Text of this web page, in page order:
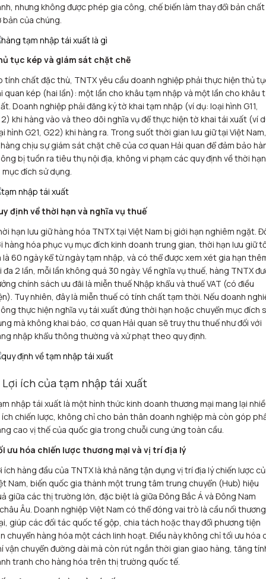
nhưng không được phép gia công, chế biến làm thay đổi bản chất
bản của chúng.
tục kép và giám sát chặt chẽ
tính chất đặc thù, TNTX yêu cầu doanh nghiệp phải thực hiện thủ
quan kép (hai lần): một lần cho khâu tạm nhập và một lần cho khâu
Doanh nghiệp phải đăng ký tờ khai tạm nhập (ví dụ: loại hình G11,
khi hàng vào và theo dõi nghĩa vụ để thực hiện tờ khai tái xuất (ví
hình G21, G22) khi hàng ra. Trong suốt thời gian lưu giữ tại Việt Nam,
chịu sự giám sát chặt chẽ của cơ quan Hải quan để đảm bảo
bị tuồn ra tiêu thụ nội địa, không vi phạm các quy định về thời hạn
mục đích sử dụng.
định về thời hạn và nghĩa vụ thuế
hạn lưu giữ hàng hóa TNTX tại Việt Nam bị giới hạn nghiêm ngặt.
hàng hóa phục vụ mục đích kinh doanh trung gian, thời hạn lưu giữ
là 60 ngày kể từ ngày tạm nhập, và có thể được xem xét gia hạn
đa 2 lần, mỗi lần không quá 30 ngày. Về nghĩa vụ thuế, hàng TNTX
chính sách ưu đãi là miễn thuế Nhập khẩu và thuế VAT (có điều
Tuy nhiên, đây là miễn thuế có tính chất tạm thời. Nếu doanh
thực hiện nghĩa vụ tái xuất đúng thời hạn hoặc chuyển mục đích
mà không khai báo, cơ quan Hải quan sẽ truy thu thuế như đối với
nhập khẩu thông thường và xử phạt theo quy định.
Lợi ích của tạm nhập tái xuất
nhập tái xuất là một hình thức kinh doanh thương mại mang lại
ích chiến lược, không chỉ cho bản thân doanh nghiệp mà còn góp
cao vị thế của quốc gia trong chuỗi cung ứng toàn cầu.
ưu hóa chiến lược thương mại và vị trí địa lý
ích hàng đầu của TNTX là khả năng tận dụng vị trí địa lý chiến lược
Nam, biến quốc gia thành một trung tâm trung chuyển (Hub) hiệu
giữa các thị trường lớn, đặc biệt là giữa Đông Bắc Á và Đông Nam
Âu. Doanh nghiệp Việt Nam có thể đóng vai trò là cầu nối thương
giúp các đối tác quốc tế gộp, chia tách hoặc thay đổi phương tiện
chuyển hàng hóa một cách linh hoạt. Điều này không chỉ tối ưu hóa
vận chuyển đường dài mà còn rút ngắn thời gian giao hàng, tăng
tranh cho hàng hóa trên thị trường quốc tế.